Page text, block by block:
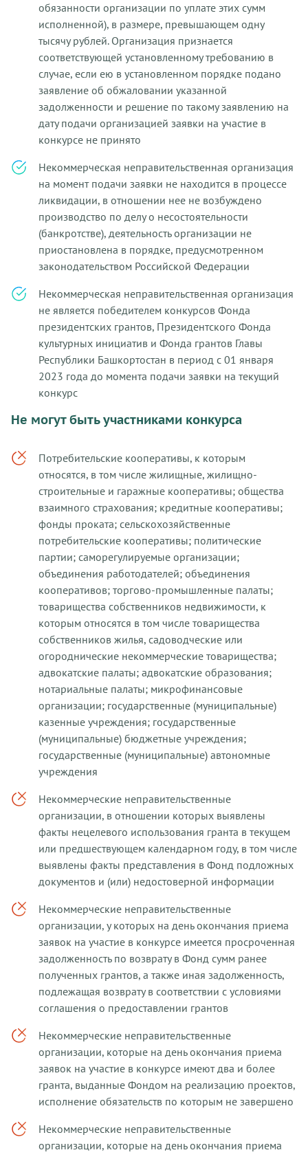
обязанности организации по уплате этих сумм
исполненной), в размере, превышающем одну
тысячу рублей. Организация признается
соответствующей установленному требованию в
случае, если ею в установленном порядке подано
заявление об обжаловании указанной
задолженности и решение по такому заявлению на
дату подачи организацией заявки на участие в
конкурсе не принято
Некоммерческая неправительственная организация
на момент подачи заявки не находится в процессе
ликвидации, в отношении нее не возбуждено
производство по делу о несостоятельности
(банкротстве), деятельность организации не
приостановлена в порядке, предусмотренном
законодательством Российской Федерации
Некоммерческая неправительственная организация
не является победителем конкурсов Фонда
президентских грантов, Президентского Фонда
культурных инициатив и Фонда грантов Главы
Республики Башкортостан в период с 01 января
2023 года до момента подачи заявки на текущий
конкурс
Не могут быть участниками конкурса
Потребительские кооперативы, к которым
относятся, в том числе жилищные, жилищно-
строительные и гаражные кооперативы; общества
взаимного страхования; кредитные кооперативы;
фонды проката; сельскохозяйственные
потребительские кооперативы; политические
партии; саморегулируемые организации;
объединения работодателей; объединения
кооперативов; торгово-промышленные палаты;
товарищества собственников недвижимости, к
которым относятся в том числе товарищества
собственников жилья, садоводческие или
огороднические некоммерческие товарищества;
адвокатские палаты; адвокатские образования;
нотариальные палаты; микрофинансовые
организации; государственные (муниципальные)
казенные учреждения; государственные
(муниципальные) бюджетные учреждения;
государственные (муниципальные) автономные
учреждения
Некоммерческие неправительственные
организации, в отношении которых выявлены
факты нецелевого использования гранта в текущем
или предшествующем календарном году, в том числе
выявлены факты представления в Фонд подложных
документов и (или) недостоверной информации
Некоммерческие неправительственные
организации, у которых на день окончания приема
заявок на участие в конкурсе имеется просроченная
задолженность по возврату в Фонд сумм ранее
полученных грантов, а также иная задолженность,
подлежащая возврату в соответствии с условиями
соглашения о предоставлении грантов
Некоммерческие неправительственные
организации, которые на день окончания приема
заявок на участие в конкурсе имеют два и более
гранта, выданные Фондом на реализацию проектов,
исполнение обязательств по которым не завершено
Некоммерческие неправительственные
организации, которые на день окончания приема